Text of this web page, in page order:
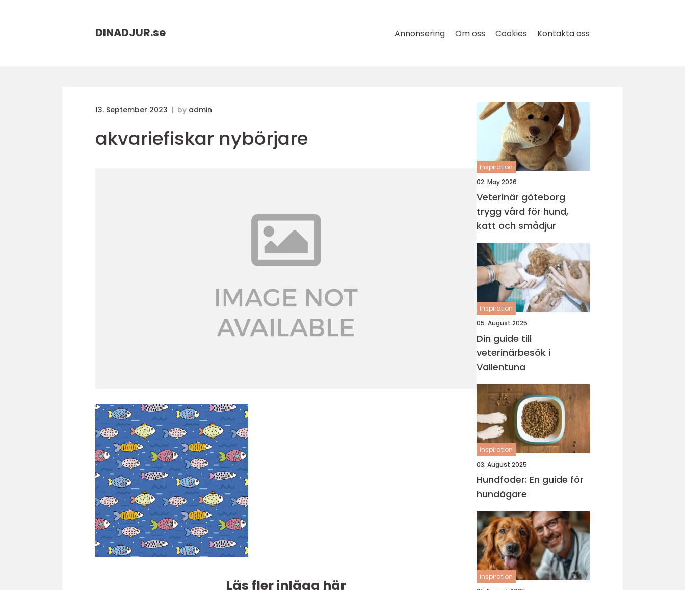
DINADJUR.se Annonsering Om oss Cookies Kontakta oss
13. September 2023 by admin
akvariefiskar nybörjare
Läs fler inlägg här
inspiration
02. May 2026
Veterinär göteborg
trygg vård för hund,
katt och smådjur
inspiration
05. August 2025
Din guide till
veterinärbesök i
Vallentuna
inspiration
03. August 2025
Hundfoder: En guide för
hundägare
inspiration